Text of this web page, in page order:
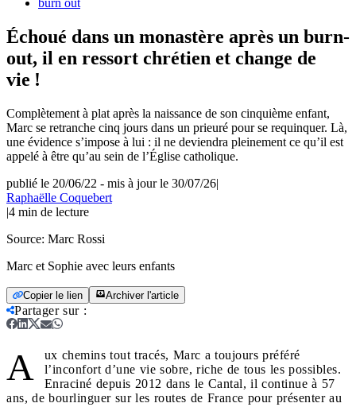
burn out
Échoué dans un monastère après un burn-
out, il en ressort chrétien et change de
vie !
Complètement à plat après la naissance de son cinquième enfant,
Marc se retranche cinq jours dans un prieuré pour se requinquer. Là,
une évidence s’impose à lui : il ne deviendra pleinement ce qu’il est
appelé à être qu’au sein de l’Église catholique.
publié le 20/06/22 - mis à jour le 30/07/26|
Raphaëlle Coquebert
|4 min de lecture
Source: Marc Rossi
Marc et Sophie avec leurs enfants
Copier le lien Archiver l'article
Partager sur:
A
ux chemins tout tracés, Marc a toujours préféré
l’inconfort d’une vie sobre, riche de tous les possibles.
Enraciné depuis 2012 dans le Cantal, il continue à 57
ans, de bourlinguer sur les routes de France pour présenter au